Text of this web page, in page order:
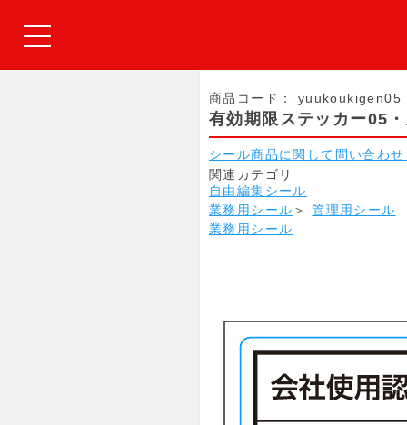
商品コード： yuukoukigen05
有効期限ステッカー05
シール商品に関して問い合わ
関連カテゴリ
自由編集シール
業務用シール ＞
管理用シール
業務用シール